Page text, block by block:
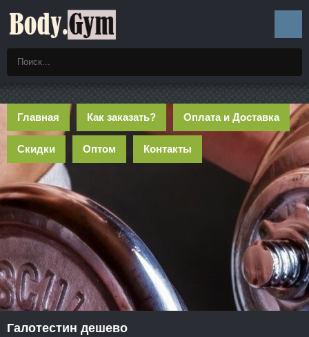
Главная Как заказать? Оплата и Доставка
Скидки Оптом Контакты
Галотестин дешево